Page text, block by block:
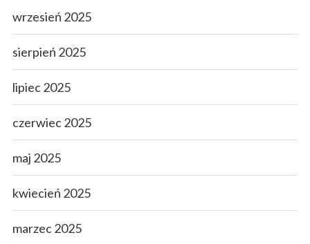
wrzesień 2025
sierpień 2025
lipiec 2025
czerwiec 2025
maj 2025
kwiecień 2025
marzec 2025